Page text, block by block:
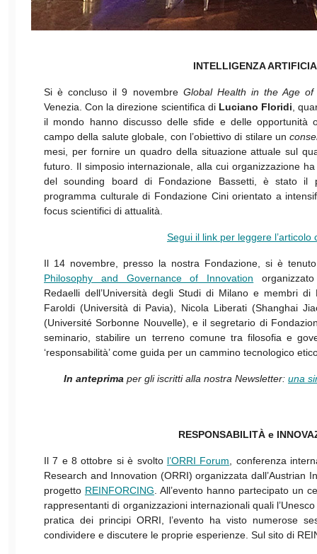
INTELLIGENZA
Si è concluso il 9 novembre Global Health in the Age of
Venezia. Con la direzione scientifica di Luciano Floridi ,
il mondo hanno discusso delle sfide e delle opportunità
campo della salute globale, con l’obiettivo di stilare un
mesi, per fornire un quadro della situazione attuale sul
futuro. Il simposio internazionale, alla cui organizzazione
del sounding board di Fondazione Bassetti, è stato il
programma culturale di Fondazione Cini orientato a
focus scientifici di attualità.
Segui il link per leggere l’articolo
Il 14 novembre, presso la nostra Fondazione, si è
Philosophy and Governance of Innovation
Redaelli dell’Università degli Studi di Milano e membri di
Faroldi (Università di Pavia), Nicola Liberati (Shanghai
(Université Sorbonne Nouvelle), e il segretario di
seminario, stabilire un terreno comune tra filosofia e
‘responsabilità’ come guida per un cammino tecnologico
In anteprima per gli iscritti alla nostra Newsletter: una
RESPONSABILITÀ e
Il 7 e 8 ottobre si è svolto l’ORRI Forum , conferenza
Research and Innovation (ORRI) organizzata dall’Austrian
progetto REINFORCING . All’evento hanno partecipato un
rappresentanti di organizzazioni internazionali quali
pratica dei principi ORRI, l’evento ha visto numerose
condividere e discutere le proprie esperienze. Sul sito di